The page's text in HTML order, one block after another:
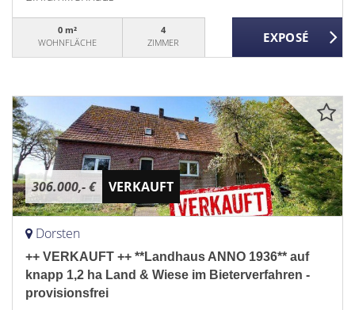
0 m²
WOHNFLÄCHE
4
ZIMMER
306.000,- € VERKAUFT
Dorsten
++ VERKAUFT ++ **Landhaus ANNO 1936** auf
knapp 1,2 ha Land & Wiese im Bieterverfahren -
provisionsfrei